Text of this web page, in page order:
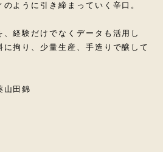
ように引き締まっていく辛口。
経験だけでなくデータも活用し
拘り、少量生産、手造りで醸して
田錦